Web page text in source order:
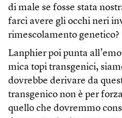
di male se fosse stata
farci avere gli occhi neri
rimescolamento genetico?
Lanphier poi punta
mica topi transgenici,
dovrebbe derivare da
transgenico non è per
quello che dovremmo